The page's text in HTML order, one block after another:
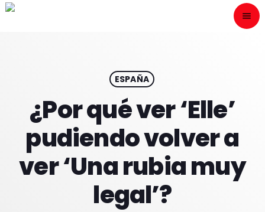
menu
play_arrow
ESPAÑA
¿Por qué ver ‘Elle’
pudiendo volver a
ver ‘Una rubia muy
legal’?